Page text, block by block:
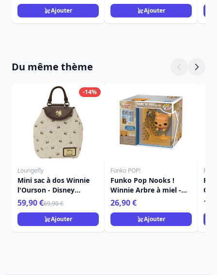
Ajouter
Ajouter
Du même thème
-14%
Loungefly
Mini sac à dos Winnie
l'Ourson - Disney
Loungefly
59,90 €69,90 €
Ajouter
Funko POP!
Funko Pop Nooks !
Winnie Arbre à miel -
Disney Winnie l'Ourson
26,90 €
Ajouter